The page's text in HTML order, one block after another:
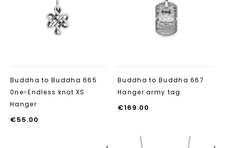
Buddha to Buddha 665
0ne-Endless knot XS
Hanger
€55.00
Buddha to Buddha 667
Hanger army tag
€169.00